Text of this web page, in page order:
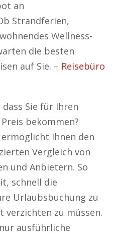
an
Strandferien,
Wellness-
die besten
auf Sie. – Reisebüro
Sie für Ihren
bekommen?
Ihnen den
Vergleich von
und Anbietern. So
schnell die
Urlaubsbuchung zu
verzichten zu müssen.
ausführliche